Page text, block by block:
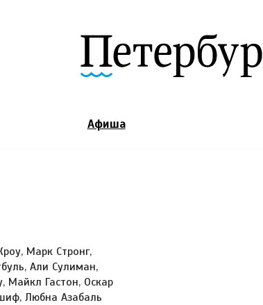
Афиша
Марк Стронг,
Али Сулиман,
Майкл Гастон, Оскар
Любна Азабаль